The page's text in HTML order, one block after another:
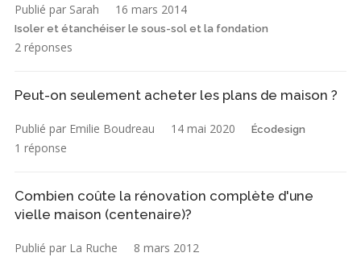
Publié par Sarah 16 mars 2014
Isoler et étanchéiser le sous-sol et la fondation
2 réponses
Peut-on seulement acheter les plans de maison ?
Publié par Emilie Boudreau 14 mai 2020 Écodesign
1 réponse
Combien coûte la rénovation complète d'une
vielle maison (centenaire)?
Publié par La Ruche 8 mars 2012